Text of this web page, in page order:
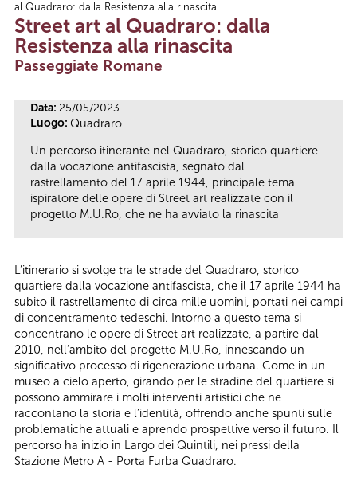
Tu sei qui
al Quadraro: dalla Resistenza alla rinascita
Street art al Quadraro: dalla
Resistenza alla rinascita
Passeggiate Romane
Data: 25/05/2023
Luogo: Quadraro
Un percorso itinerante nel Quadraro, storico quartiere
dalla vocazione antifascista, segnato dal
rastrellamento del 17 aprile 1944, principale tema
ispiratore delle opere di Street art realizzate con il
progetto M.U.Ro, che ne ha avviato la rinascita
L’itinerario si svolge tra le strade del Quadraro, storico
quartiere dalla vocazione antifascista, che il 17 aprile 1944 ha
subito il rastrellamento di circa mille uomini, portati nei campi
di concentramento tedeschi. Intorno a questo tema si
concentrano le opere di Street art realizzate, a partire dal
2010, nell’ambito del progetto M.U.Ro, innescando un
significativo processo di rigenerazione urbana. Come in un
museo a cielo aperto, girando per le stradine del quartiere si
possono ammirare i molti interventi artistici che ne
raccontano la storia e l’identità, offrendo anche spunti sulle
problematiche attuali e aprendo prospettive verso il futuro. Il
percorso ha inizio in Largo dei Quintili, nei pressi della
Stazione Metro A - Porta Furba Quadraro.